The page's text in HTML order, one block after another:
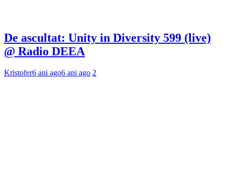
De ascultat: Unity in Diversity 599 (live)
@ Radio DEEA
Kristofer6 ani ago6 ani ago 2